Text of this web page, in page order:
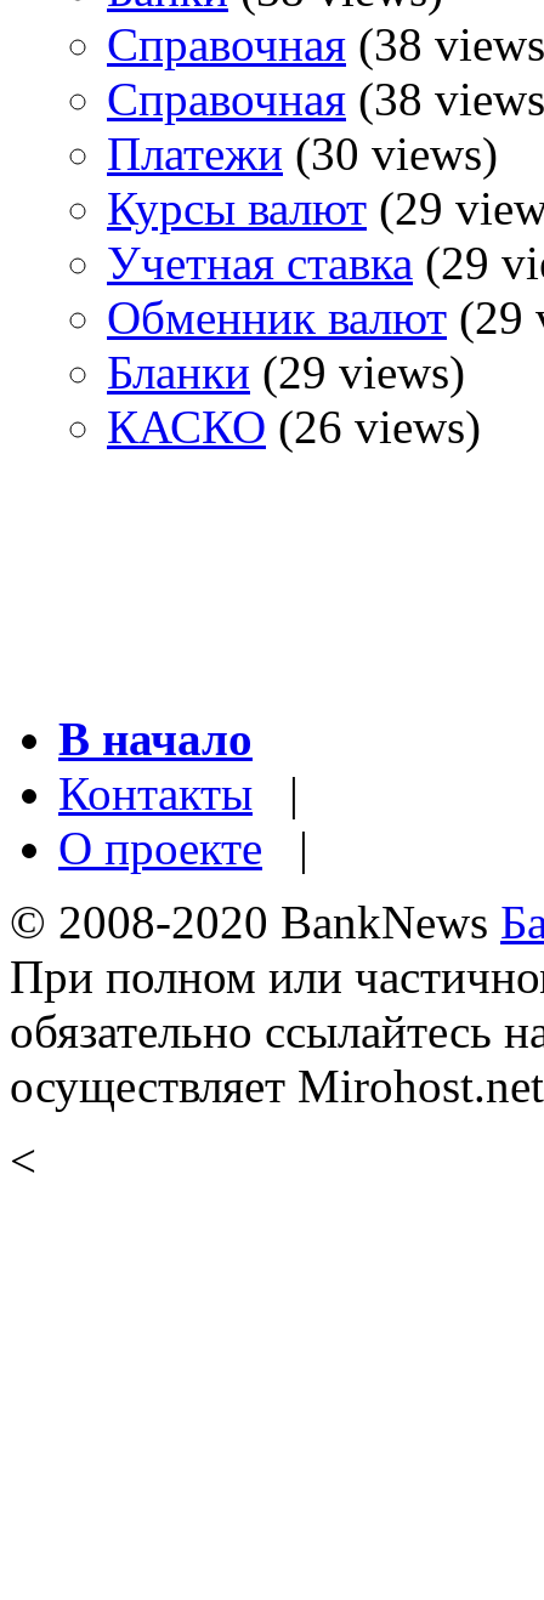
Справочная (38
Справочная (38
Платежи (30 views)
Курсы валют (29
Учетная ставка (29
Обменник валют (29
Бланки (29 views)
КАСКО (26 views)
В начало
Контакты |
О проекте |
© 2008-2020 BankNews
При полном или
обязательно ссылайтесь
осуществляет
<